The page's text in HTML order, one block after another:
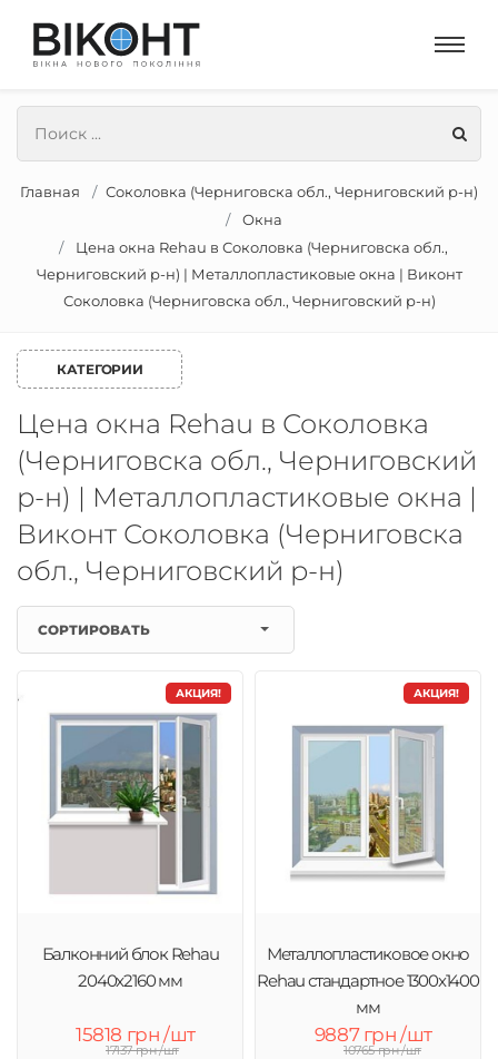
Главная
Соколовка (Черниговска обл., Черниговский р-н)
Окна
Цена окна Rehau в Соколовка (Черниговска обл.,
Черниговский р-н) | Металлопластиковые окна | Виконт
Соколовка (Черниговска обл., Черниговский р-н)
КАТЕГОРИИ
Цена окна Rehau в Соколовка
(Черниговска обл., Черниговский
р-н) | Металлопластиковые окна |
Виконт Соколовка (Черниговска
обл., Черниговский р-н)
СОРТИРОВАТЬ
АКЦИЯ!
Балконний блок Rehau
2040x2160 мм
15818 грн /шт
17137 грн /шт
АКЦИЯ!
Металлопластиковое окно
Rehau стандартное 1300x1400
мм
9887 грн /шт
10765 грн /шт